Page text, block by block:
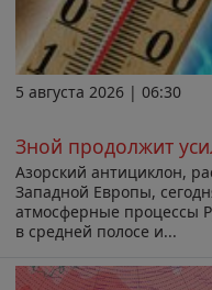
5 августа 2026 | 06:30
Зной продолжит
Азорский антициклон,
Западной Европы,
атмосферные процессы
в средней полосе и...